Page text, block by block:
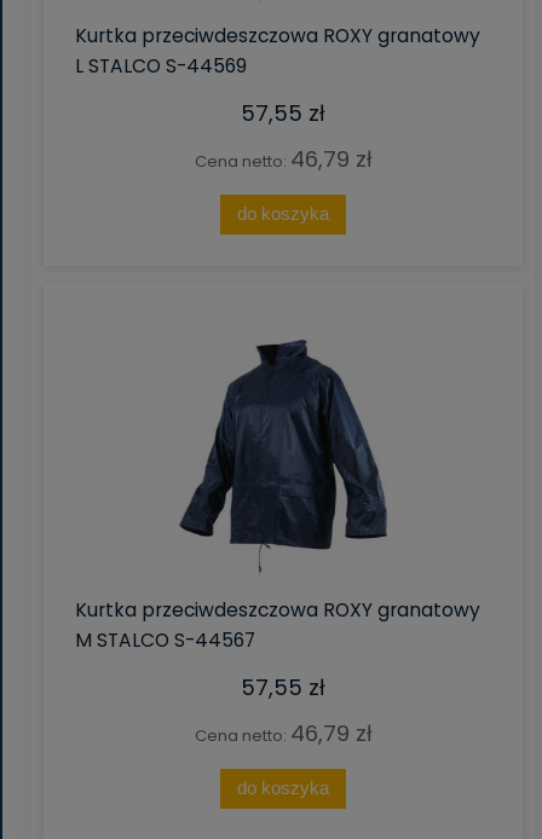
Kurtka przeciwdeszczowa ROXY granatowy
L STALCO S-44569
57,55 zł
Cena netto: 46,79 zł
do koszyka
Kurtka przeciwdeszczowa ROXY granatowy
M STALCO S-44567
57,55 zł
Cena netto: 46,79 zł
do koszyka